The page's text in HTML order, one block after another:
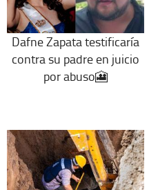
Dafne Zapata testificaría
contra su padre en juicio
por abuso🎦